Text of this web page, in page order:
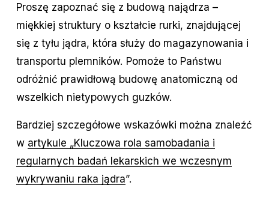
Proszę zapoznać się z budową najądrza –
miękkiej struktury o kształcie rurki, znajdującej
się z tyłu jądra, która służy do magazynowania i
transportu plemników. Pomoże to Państwu
odróżnić prawidłową budowę anatomiczną od
wszelkich nietypowych guzków.
Bardziej szczegółowe wskazówki można znaleźć
w artykule „Kluczowa rola samobadania i
regularnych badań lekarskich we wczesnym
wykrywaniu raka jądra”.